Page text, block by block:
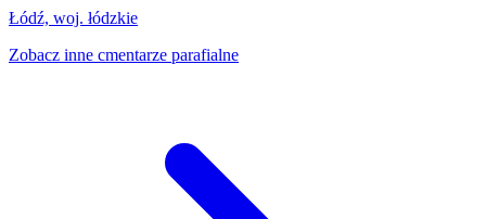
Łódź, woj. łódzkie
Zobacz inne cmentarze parafialne